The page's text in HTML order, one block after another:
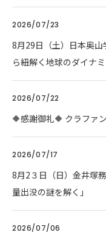
2026/07/23
8月29日（土）日本奥
ら紐解く地球のダイナミ
2026/07/22
🔶感謝御礼🔶 クラファ
2026/07/17
8月2３日（日）金井塚
量出没の謎を解く」
2026/07/06